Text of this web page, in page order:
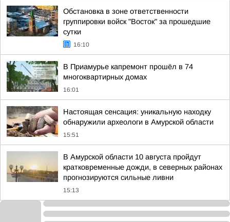
Обстановка в зоне ответственности
группировки войск "Восток" за прошедшие
сутки
16:10
В Приамурье капремонт прошёл в 74
многоквартирных домах
16:01
Настоящая сенсация: уникальную находку
обнаружили археологи в Амурской области
15:51
В Амурской области 10 августа пройдут
кратковременные дожди, в северных районах
прогнозируются сильные ливни
15:13